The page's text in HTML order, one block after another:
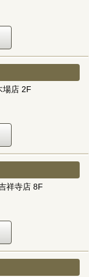
場店 2F
祥寺店 8F